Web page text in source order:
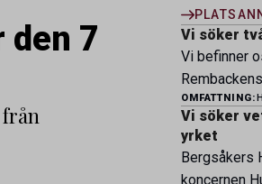
den 7
Vi söker
Vi befinner
ledande
legitimerade
OMFATTNING:
Vi söker
yrket
Bergsåkers
koncernen